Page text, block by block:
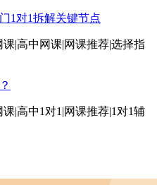
1对1拆解关键节点
课|高中网课|网课推荐|选择指
|高中1对1|网课推荐|1对1辅